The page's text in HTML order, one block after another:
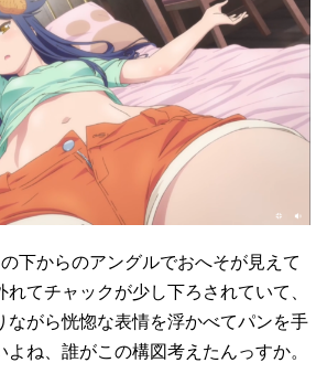
下からのアングルでおへそが見えて
てチャックが少し下ろされていて、
ながら恍惚な表情を浮かべてパンを手
ね、誰がこの構図考えたんっすか。